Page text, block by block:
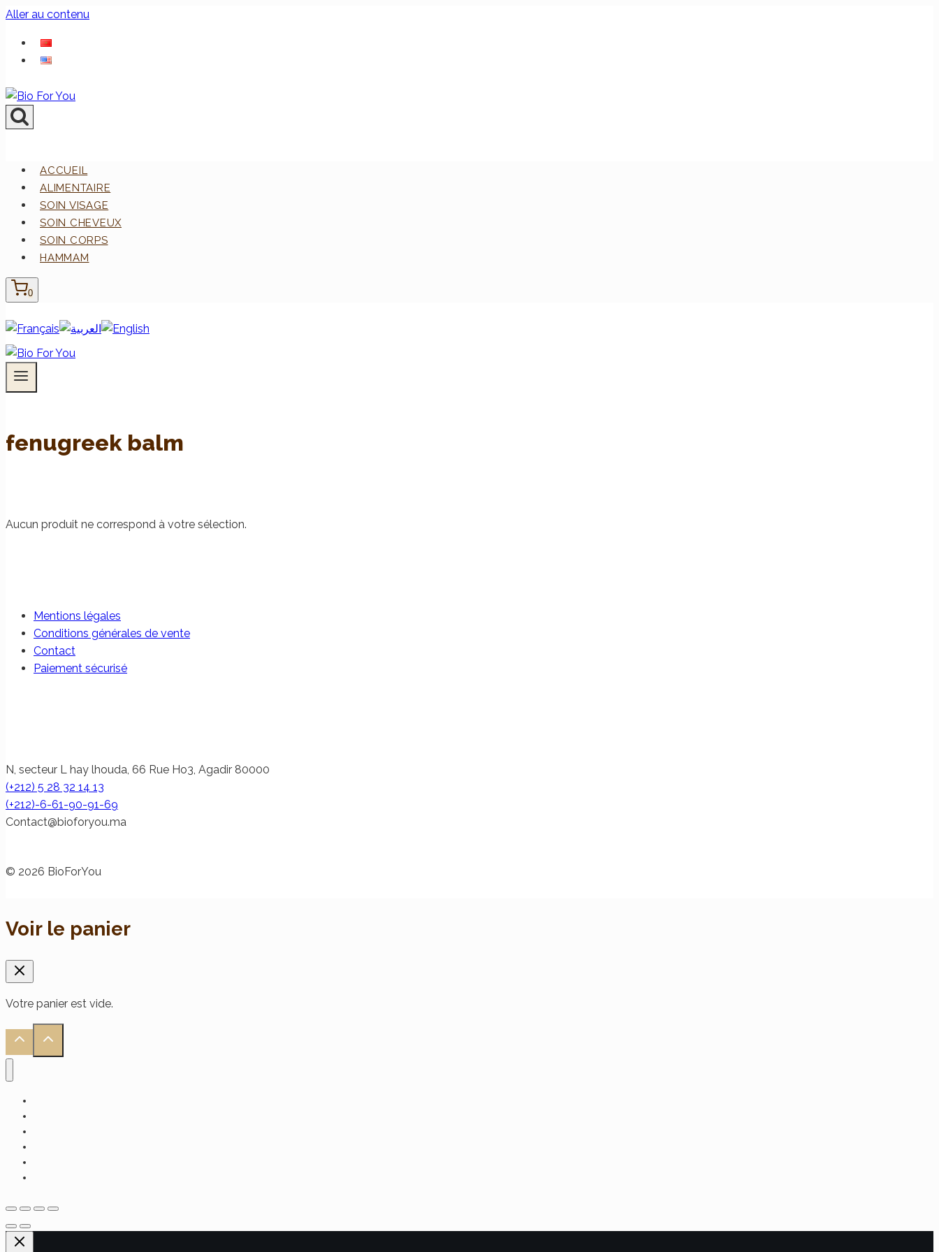
Aller au contenu
ACCUEIL
ALIMENTAIRE
SOIN VISAGE
SOIN CHEVEUX
SOIN CORPS
HAMMAM
0
fenugreek balm
Aucun produit ne correspond à votre sélection.
Mentions légales
Conditions générales de vente
Contact
Paiement sécurisé
N, secteur L hay lhouda, 66 Rue Ho3, Agadir 80000
(+212) 5 28 32 14 13
(+212)-6-61-90-91-69
am.uoyrofoib
@tcatnoC
© 2026 BioForYou
Voir le panier
Votre panier est vide.